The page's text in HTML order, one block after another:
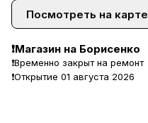
Посмотреть на карте
❗Магазин на Борисенко
❗Временно закрыт на ремонт
❗Открытие 01 августа 2026